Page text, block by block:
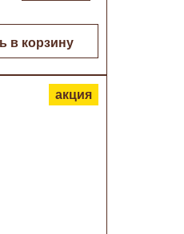
в корзину
акция